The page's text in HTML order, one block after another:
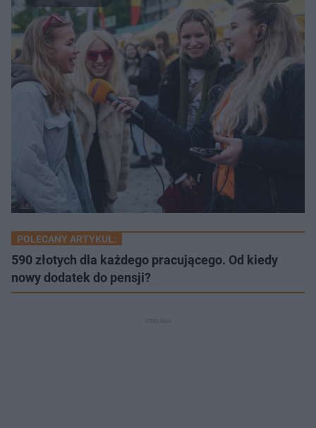
POLECANY ARTYKUŁ:
590 złotych dla każdego pracującego. Od kiedy
nowy dodatek do pensji?